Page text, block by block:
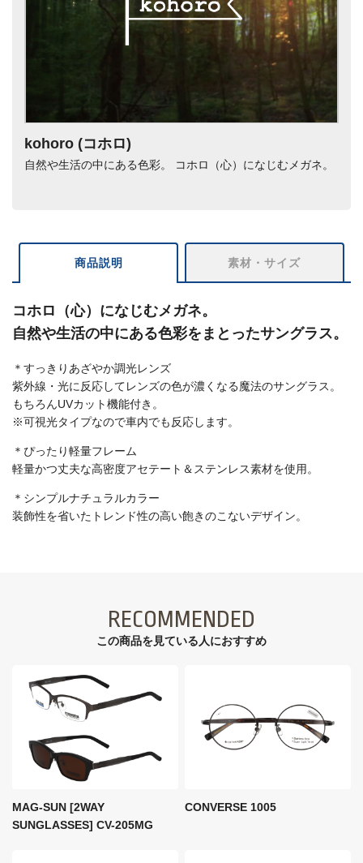
kohoro (コホロ)
自然や生活の中にある色彩。 コホロ（心）になじむメガネ。
商品説明 素材・サイズ
コホロ（心）になじむメガネ。
自然や生活の中にある色彩をまとったサングラス。
＊すっきりあざやか調光レンズ
紫外線・光に反応してレンズの色が濃くなる魔法のサングラス。
もちろんUVカット機能付き。
※可視光タイプなので車内でも反応します。
＊ぴったり軽量フレーム
軽量かつ丈夫な高密度アセテート＆ステンレス素材を使用。
＊シンプルナチュラルカラー
装飾性を省いたトレンド性の高い飽きのこないデザイン。
RECOMMENDED
この商品を見ている⼈におすすめ
MAG-SUN [2WAY
SUNGLASSES] CV-205MG
CONVERSE 1005